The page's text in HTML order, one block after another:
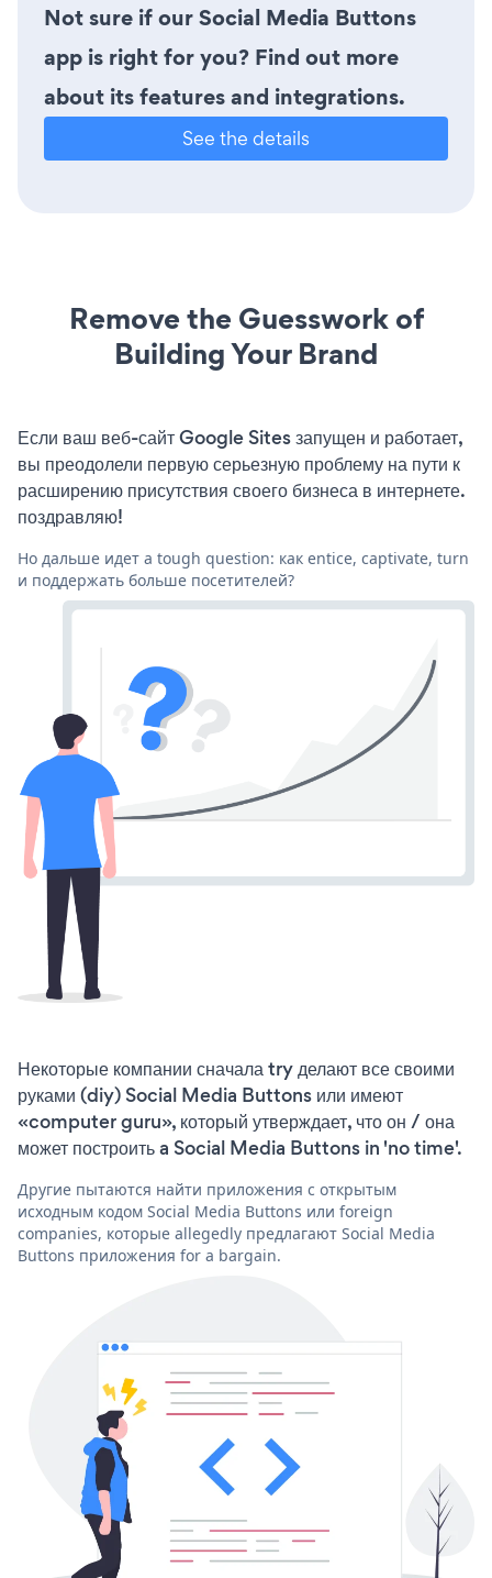
Not sure if our Social Media Buttons
app is right for you? Find out more
about its features and integrations.
See the details
Remove the Guesswork of
Building Your Brand
Если ваш веб-сайт Google Sites запущен и работает,
вы преодолели первую серьезную проблему на пути к
расширению присутствия своего бизнеса в интернете.
поздравляю!
Но дальше идет a tough question: как entice, captivate, turn
и поддержать больше посетителей?
Некоторые компании сначала try делают все своими
руками (diy) Social Media Buttons или имеют
«computer guru», который утверждает, что он / она
может построить a Social Media Buttons in 'no time'.
Другие пытаются найти приложения с открытым
исходным кодом Social Media Buttons или foreign
companies, которые allegedly предлагают Social Media
Buttons приложения for a bargain.